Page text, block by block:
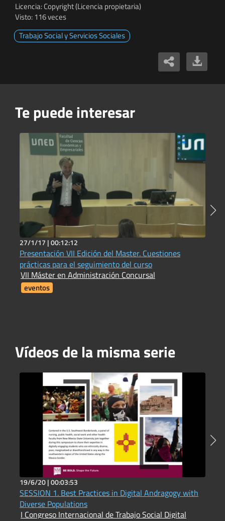
Licencia: Copyright (Licencia propietaria)
Visto: 116 veces
Trabajo Social y Servicios Sociales
Te puede interesar
27/1/17 |00:12:12
Presentación VII Edición del Master. Cuestiones
prácticas para el seguimiento del curso
VII Máster en Administración Concursal
eventos
Vídeos de la misma serie
19/6/20 |00:03:53
SESSION 1. Best Practices in Digital Andragogy with
Diverse Populations
I Congreso Internacional de Trabajo Social Digital